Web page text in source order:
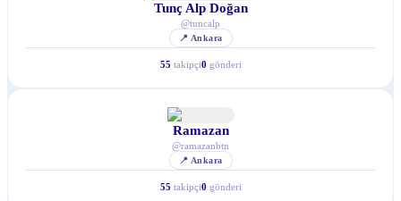
Tunç Alp Doğan
@tuncalp
📍 Ankara
55 takipçi0 gönderi
Ramazan
@ramazanbtn
📍 Ankara
55 takipçi0 gönderi